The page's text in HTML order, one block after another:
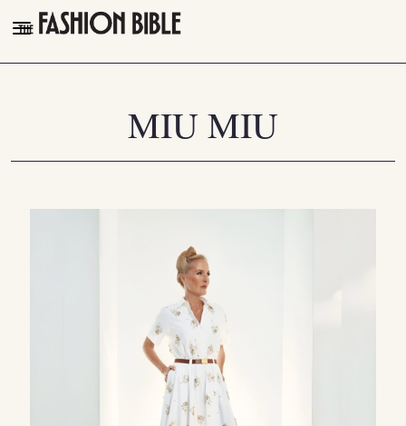
THE FASHION BIBLE
PLEASURES
MIU MIU